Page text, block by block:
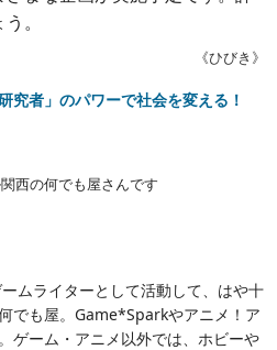
。
《ひびき》
究者」のパワーで社会を変える！
西の何でも屋さんです
ムライターとして活動して、はや十
でも屋。Game*Sparkやアニメ！ア
ゲーム・アニメ以外では、ホビーや